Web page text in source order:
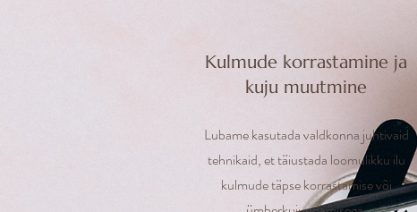
Kulmude korrastamine ja
kuju muutmine
Lubame kasutada valdkonna juhtivaid
tehnikaid, et täiustada loomulikku ilu
kulmude täpse korrastamise või